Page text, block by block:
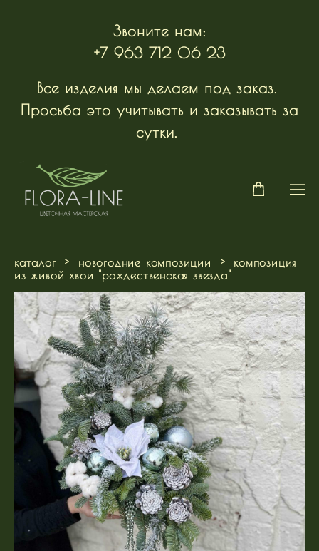
Звоните нам:
+7 963 712 06 23
Все изделия мы делаем под заказ.
Просьба это учитывать и заказывать за
сутки.
каталог > новогодние композиции >
композиция
из живой хвои "рождественская звезда"